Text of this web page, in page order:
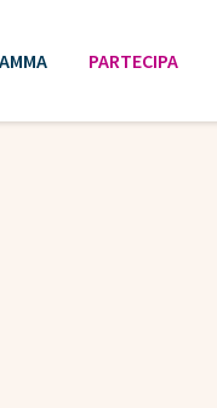
PARTECIPA